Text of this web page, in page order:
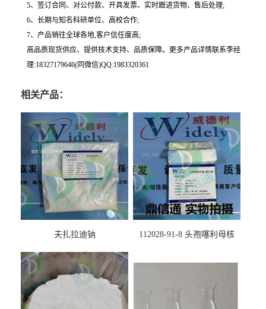
5、签订合同、对公付款、开具发票、实时跟进货物、售后处理;
6、长期与知名科研单位、高校合作;
7、产品销往全球各地,客户信任度高;
高品质现货供应、提供技术支持、品质保障。更多产品详情联系李经
理:18327179646(同微信)QQ:1983320361
相关产品：
夫扎拉迪钠
112028-91-8 头孢噻利母核